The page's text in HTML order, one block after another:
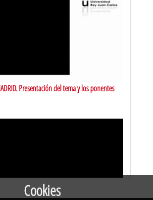
PAPI. Intranet
Presentación del tema y los ponentes
Cookies